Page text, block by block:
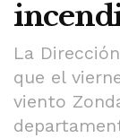
La
que el
viento